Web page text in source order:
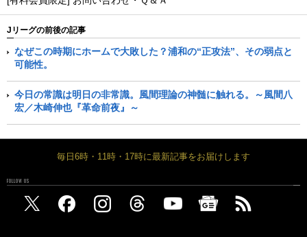
Jリーグの前後の記事
なぜこの時期にホームで大敗した？浦和の“正攻法”、その弱点と
可能性。
今日の常識は明日の非常識。風間理論の神髄に触れる。～風間八
宏／木崎伸也『革命前夜』～
毎日6時・11時・17時に最新記事をお届けします
FOLLOW US